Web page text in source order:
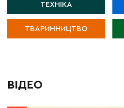
ТЕХНІКА
ТВАРИННИЦТВО
ВІДЕО